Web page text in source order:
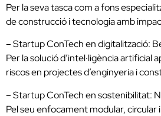
Per la seva tasca com a fons
de construcció i tecnologia amb
– Startup ConTech en digitalització:
Per la solució d’intel·ligència artificial
riscos en projectes d’enginyeria i
– Startup ConTech en sostenibilitat:
Pel seu enfocament modular, circular